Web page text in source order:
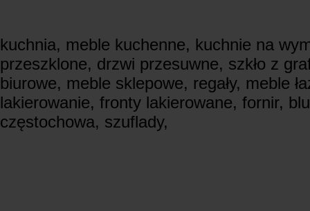
kuchnia, meble kuchenne, kuchnie na
przeszklone, drzwi przesuwne, szkło z
biurowe, meble sklepowe, regały, meble
lakierowanie, fronty lakierowane, fornir,
częstochowa, szuflady,